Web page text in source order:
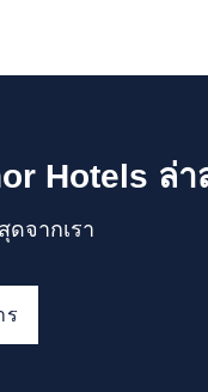
Hotels ล่า
ดจากเรา
ร